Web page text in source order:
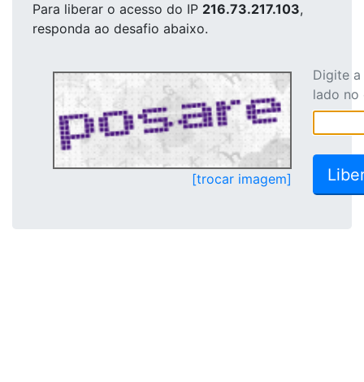
Para liberar o acesso do IP 216.73.217.103,
responda ao desafio abaixo.
[trocar imagem]
Digite
lado no